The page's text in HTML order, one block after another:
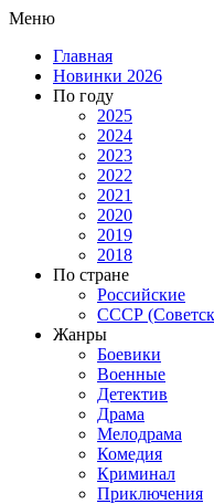
Меню
Главная
Новинки 2026
По году
2025
2024
2023
2022
2021
2020
2019
2018
По стране
Российские
СССР
Жанры
Боевики
Военные
Детектив
Драма
Мелодрама
Комедия
Криминал
Приключения